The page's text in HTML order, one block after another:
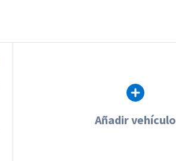
Añadir vehículo